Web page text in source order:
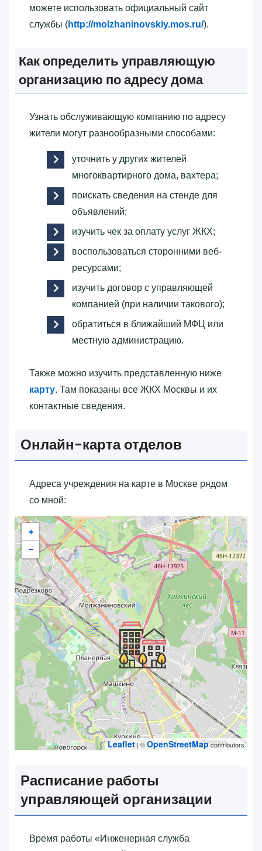
можете использовать официальный сайт
службы (http://molzhaninovskiy.mos.ru/).
Как определить управляющую
организацию по адресу дома
Узнать обслуживающую компанию по адресу
жители могут разнообразными способами:
уточнить у других жителей
многоквартирного дома, вахтера;
поискать сведения на стенде для
объявлений;
изучить чек за оплату услуг ЖКХ;
воспользоваться сторонними веб-
ресурсами;
изучить договор с управляющей
компанией (при наличии такового);
обратиться в ближайший МФЦ или
местную администрацию.
Также можно изучить представленную ниже
карту. Там показаны все ЖКХ Москвы и их
контактные сведения.
Онлайн-карта отделов
Адреса учреждения на карте в Москве рядом
со мной:
+
−
Leaflet | ©OpenStreetMapcontributors
Расписание работы
управляющей организации
Время работы «‎Инженерная служба